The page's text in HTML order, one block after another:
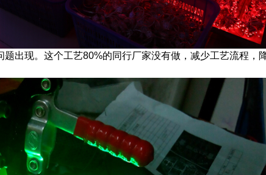
出现。这个工艺80%的同行厂家没有做，减少工艺流程，